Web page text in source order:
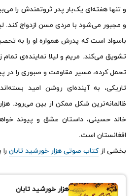
و تنها هفته‌ای یک‌بار پدر ثروتمندش را
و مجبور می‌شود با مردی مسن ازدواج کند.
باسواد است که پدرش همواره او را به
تشویق می‌کند. مریم و لیلا نماینده‌ی
تحمل کرده، مسیر مقاومت و صبوری را در
تاریکی، به آینده‌ای روشن امید
ظالمانه‌ترین شکل ممکن از بین می‌رود.
خالد حسینی، داستان عشق و پیوند
افغانستان است.
بخشی ازکتاب صوتی هزار خورشید تابان
هزار خورشید تابان